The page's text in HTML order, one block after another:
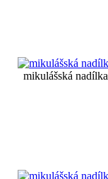
mikulášská nadílka